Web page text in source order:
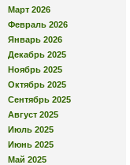
Март 2026
Февраль 2026
Январь 2026
Декабрь 2025
Ноябрь 2025
Октябрь 2025
Сентябрь 2025
Август 2025
Июль 2025
Июнь 2025
Май 2025